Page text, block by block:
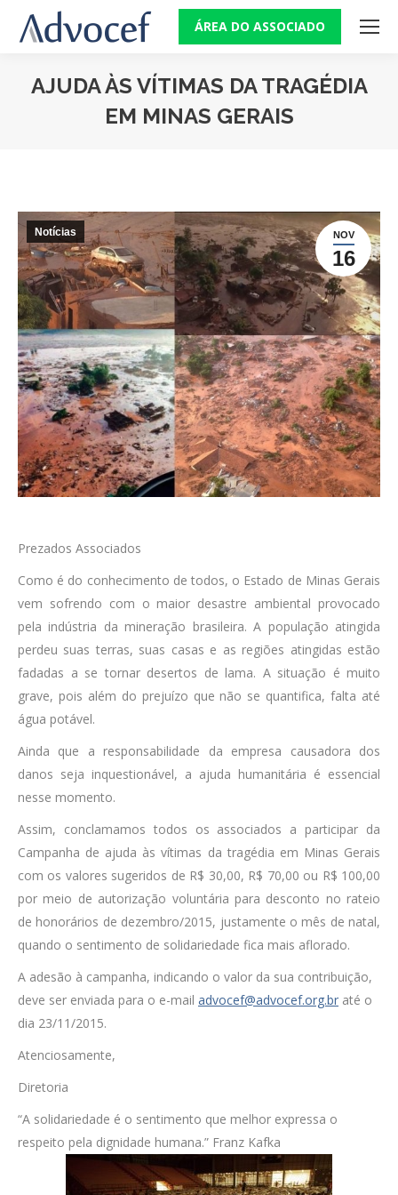
ÁREA DO ASSOCIADO
AJUDA ÀS VÍTIMAS DA TRAGÉDIA
EM MINAS GERAIS
NOV
16
Notícias
Prezados Associados
Como é do conhecimento de todos, o Estado de Minas Gerais
vem sofrendo com o maior desastre ambiental provocado
pela indústria da mineração brasileira. A população atingida
perdeu suas terras, suas casas e as regiões atingidas estão
fadadas a se tornar desertos de lama. A situação é muito
grave, pois além do prejuízo que não se quantifica, falta até
água potável.
Ainda que a responsabilidade da empresa causadora dos
danos seja inquestionável, a ajuda humanitária é essencial
nesse momento.
Assim, conclamamos todos os associados a participar da
Campanha de ajuda às vítimas da tragédia em Minas Gerais
com os valores sugeridos de R$ 30,00, R$ 70,00 ou R$ 100,00
por meio de autorização voluntária para desconto no rateio
de honorários de dezembro/2015, justamente o mês de natal,
quando o sentimento de solidariedade fica mais aflorado.
A adesão à campanha, indicando o valor da sua contribuição,
deve ser enviada para o e-mail advocef@advocef.org.br até o
dia 23/11/2015.
Atenciosamente,
Diretoria
“A solidariedade é o sentimento que melhor expressa o
respeito pela dignidade humana.” Franz Kafka